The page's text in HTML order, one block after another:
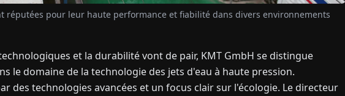
réputées pour leur haute performance et fiabilité dans divers environnements
et la durabilité vont de pair, KMT GmbH se distingue
le domaine de la technologie des jets d'eau à haute pression.
des technologies avancées et un focus clair sur l'écologie. Le directeur